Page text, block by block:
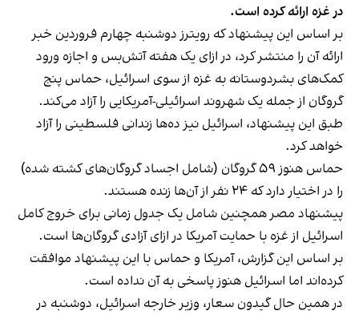
در غزه ارائه کرده است.
بر اساس این پیشنهاد که رویترز دوشنبه چهارم فروردین خبر
ارائه آن را منتشر کرد، در ازای یک هفته آتش‌بس و اجازه ورود
کمک‌های بشردوستانه به غزه از سوی اسرائیل، حماس پنج
گروگان از جمله یک شهروند اسرائیلی-آمریکایی را آزاد ‌می‌کند.
طبق این پیشنهاد، اسرائیل نیز ده‌ها زندانی فلسطینی را آزاد
خواهد کرد.
حماس هنوز ۵۹ گروگان (شامل اجساد گروگان‌های کشته شده)
را در اختیار دارد که ۲۴ نفر از آن‌ها زنده هستند.
پیشنهاد مصر همچنین شامل یک جدول زمانی برای خروج کامل
اسرائیل از غزه با حمایت آمریکا در ازای آزادی گروگان‌ها است.
بر اساس این گزارش، آمریکا و حماس با این پیشنهاد موافقت
کرده‌اند اما اسرائیل هنوز پاسخی به آن نداده است.
در همین حال گیدون سعار، وزیر خارجه اسرائیل، دوشنبه در